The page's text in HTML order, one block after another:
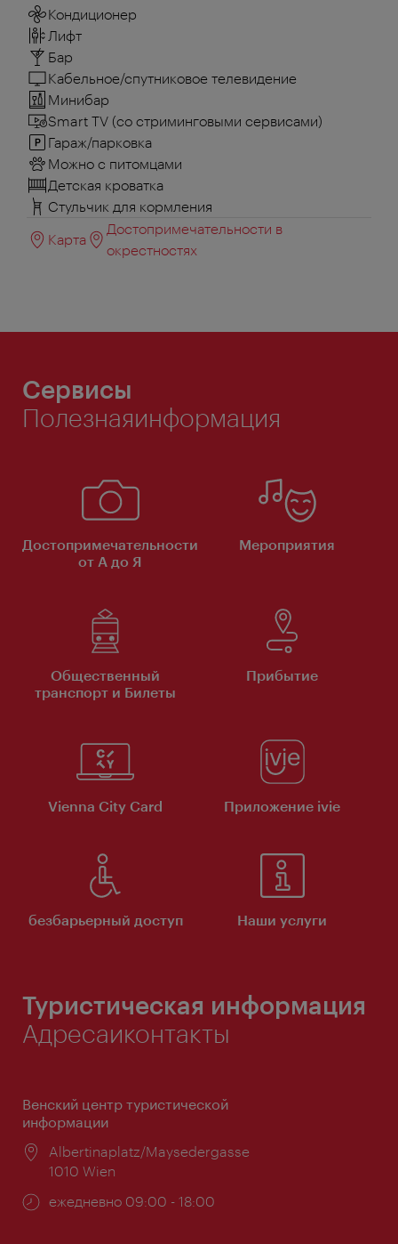
Кондиционер
Лифт
Бар
Кабельное/спутниковое телевидение
Минибар
Smart TV (со стриминговыми сервисами)
Гараж/парковка
Можно с питомцами
Детская кроватка
Стульчик для кормления
Карта
Достопримечательности в
окрестностях
Сервисы
Полезнаяинформация
Достопримечательности
от А до Я
Мероприятия
Общественный
транспорт и Билеты
Прибытие
Vienna City Card Приложение ivie
безбарьерный доступ Наши услуги
Туристическая информация
Адресаиконтакты
Венский центр туристической
информации
Расположение:
Albertinaplatz/Maysedergasse
1010 Wien
Часы
ежедневно 09:00 - 18:00